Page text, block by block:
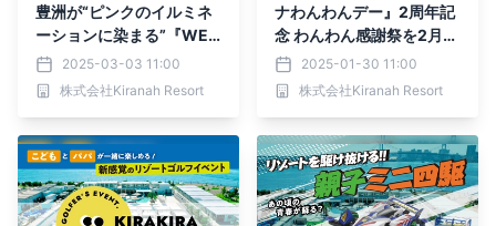
豊洲が“ピンクのイルミネ
ーションに染まる”『WE
ARE SPRING～4月、みん
なでキラナをピンク色に染
めよう～』イベントを開
日（火）～30日（水）
2025-03-03 11:00
株式会社Kiranah Resort
ナわんわんデー』2周年記
念 わんわん感謝祭を2月9
日（日）開催
2025-01-30 11:00
株式会社Kiranah Resort